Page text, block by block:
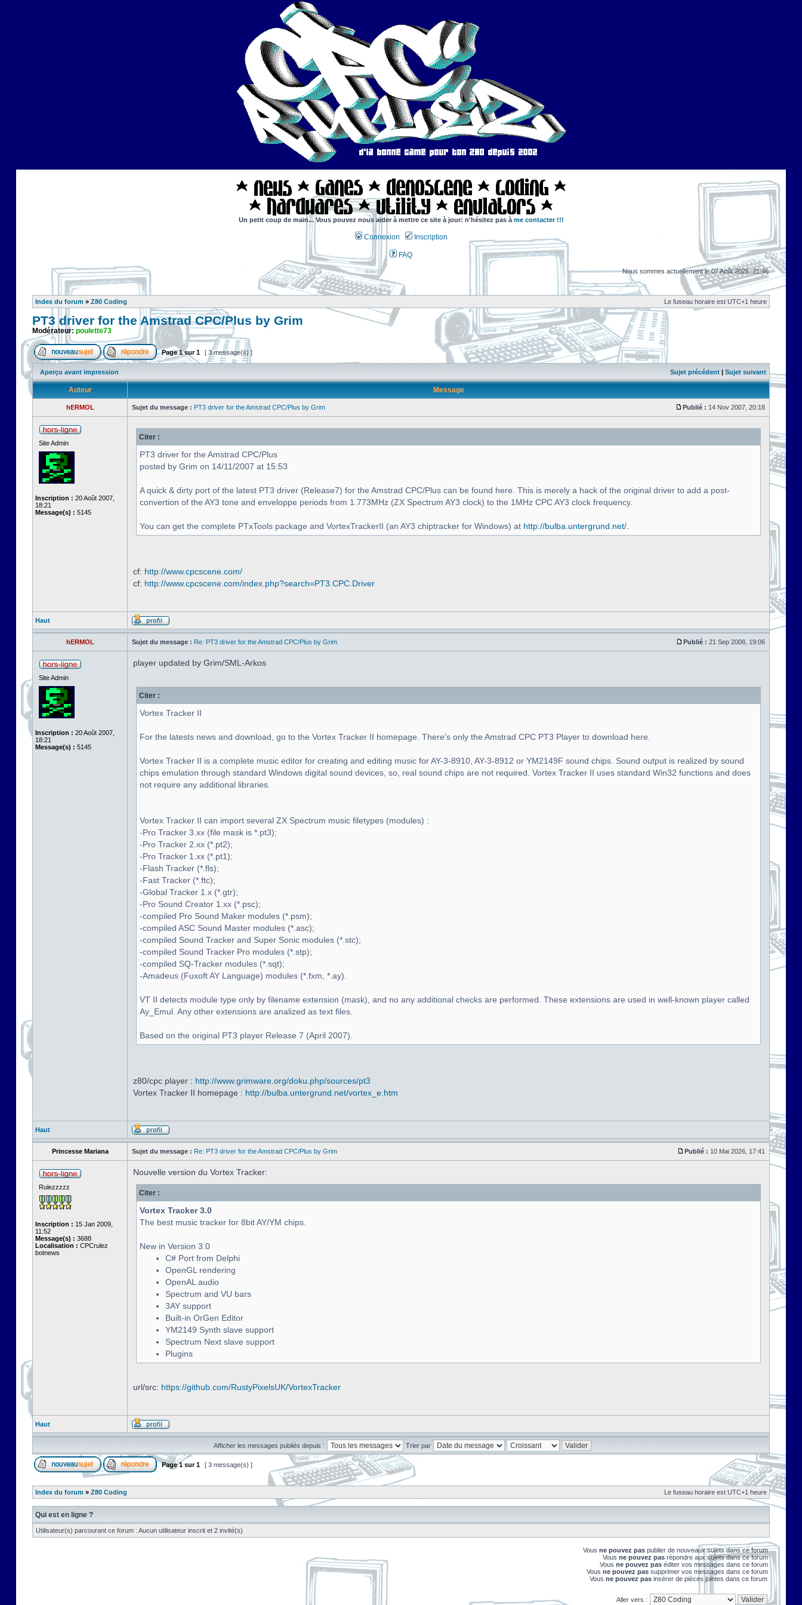
Un petit coup de main... Vous pouvez nous aider à mettre ce site à jour: n'hésitez pas à me contacter !!!
Connexion Inscription
FAQ
Nous sommes actuellement le 07 Août 2026, 21:46
Index du forum » Z80 Coding Le fuseau horaire est UTC+1 heure
PT3 driver for the Amstrad CPC/Plus by Grim
Modérateur: poulette73
Page1sur1 [ 3 message(s) ]
Aperçu avant impression Sujet précédent | Sujet suivant
Auteur Message
hERMOL Sujet du message : PT3 driver for the Amstrad CPC/Plus by Grim Publié : 14 Nov 2007, 20:18
Site Admin
Inscription : 20 Août 2007,
18:21
Message(s) : 5145
Citer :
PT3 driver for the Amstrad CPC/Plus
posted by Grim on 14/11/2007 at 15:53
A quick & dirty port of the latest PT3 driver (Release7) for the Amstrad CPC/Plus can be found here. This is merely a hack of the original driver to add a post-
convertion of the AY3 tone and enveloppe periods from 1.773MHz (ZX Spectrum AY3 clock) to the 1MHz CPC AY3 clock frequency.
You can get the complete PTxTools package and VortexTrackerII (an AY3 chiptracker for Windows) at http://bulba.untergrund.net/
cf: http://www.cpcscene.com/
cf: http://www.cpcscene.com/index.php?search=PT3.CPC.Driver
Haut
hERMOL Sujet du message : Re: PT3 driver for the Amstrad CPC/Plus by Grim Publié : 21 Sep 2008, 19:06
Site Admin
Inscription : 20 Août 2007,
18:21
Message(s) : 5145
player updated by Grim/SML-Arkos
Citer :
Vortex Tracker II
For the latests news and download, go to the Vortex Tracker II homepage. There's only the Amstrad CPC PT3 Player to download here.
Vortex Tracker II is a complete music editor for creating and editing music for AY-3-8910, AY-3-8912 or YM2149F sound chips. Sound output is realized by sound
chips emulation through standard Windows digital sound devices, so, real sound chips are not required. Vortex Tracker II uses standard Win32 functions and does
not require any additional libraries.
Vortex Tracker II can import several ZX Spectrum music filetypes (modules) :
-Pro Tracker 3.xx (file mask is *.pt3);
-Pro Tracker 2.xx (*.pt2);
-Pro Tracker 1.xx (*.pt1);
-Flash Tracker (*.fls);
-Fast Tracker (*.ftc);
-Global Tracker 1.x (*.gtr);
-Pro Sound Creator 1.xx (*.psc);
-compiled Pro Sound Maker modules (*.psm);
-compiled ASC Sound Master modules (*.asc);
-compiled Sound Tracker and Super Sonic modules (*.stc);
-compiled Sound Tracker Pro modules (*.stp);
-compiled SQ-Tracker modules (*.sqt);
-Amadeus (Fuxoft AY Language) modules (*.fxm, *.ay).
VT II detects module type only by filename extension (mask), and no any additional checks are performed. These extensions are used in well-known player called
Ay_Emul. Any other extensions are analized as text files.
Based on the original PT3 player Release 7 (April 2007).
z80/cpc player : http://www.grimware.org/doku.php/sources/pt3
Vortex Tracker II homepage : http://bulba.untergrund.net/vortex_e.htm
Haut
Princesse Mariana Sujet du message : Re: PT3 driver for the Amstrad CPC/Plus by Grim Publié : 10 Mai 2026, 17:41
Rulezzzzz
Inscription : 15 Jan 2009,
11:52
Message(s) : 3688
Localisation : CPCrulez
botnews
Nouvelle version du Vortex Tracker:
Citer :
Vortex Tracker 3.0
The best music tracker for 8bit AY/YM chips.
New in Version 3.0
C# Port from Delphi
OpenGL rendering
OpenAL audio
Spectrum and VU bars
3AY support
Built-in OrGen Editor
YM2149 Synth slave support
Spectrum Next slave support
Plugins
url/src: https://github.com/RustyPixelsUK/VortexTracker
Haut
Afficher les messages publiés depuis : Trier par
Page1 sur1 [ 3 message(s) ]
Index du forum » Z80 Coding Le fuseau horaire est UTC+1 heure
Qui est en ligne ?
Utilisateur(s) parcourant ce forum : Aucun utilisateur inscrit et 2 invité(s)
Vous ne pouvez pas publier de nouveaux sujets dans ce forum
Vous ne pouvez pas répondre aux sujets dans ce forum
Vous ne pouvez pas éditer vos messages dans ce forum
Vous ne pouvez pas supprimer vos messages dans ce forum
Vous ne pouvez pas insérer de pièces jointes dans ce forum
Aller vers :